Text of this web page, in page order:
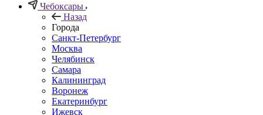
Чебоксары
Назад
Города
Санкт-Петербург
Москва
Челябинск
Самара
Калининград
Воронеж
Екатеринбург
Ижевск